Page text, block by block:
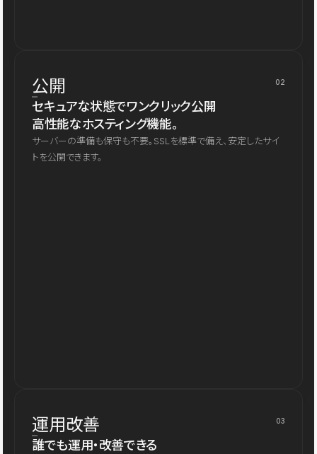
公開 02
セキュアな状態でワンクリック公開
高性能なホスティング機能。
サーバーの準備も保守も不要。SSLを標準で備え、安定したサイ
トを公開できます。
運用改善 03
誰でも運用・改善できる